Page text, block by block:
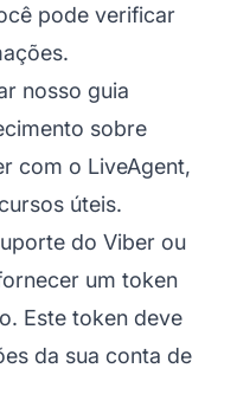
pode verificar
nosso guia
sobre
com o LiveAgent,
úteis.
do Viber ou
um token
Este token deve
da sua conta de